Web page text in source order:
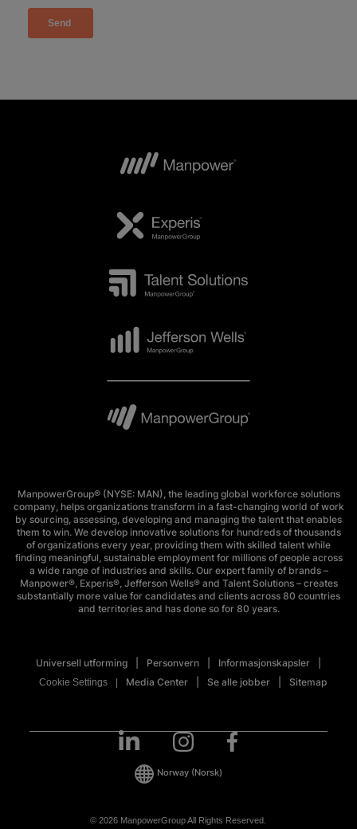
ManpowerGroup® (NYSE: MAN), the leading global workforce solutions
company, helps organizations transform in a fast-changing world of work
by sourcing, assessing, developing and managing the talent that enables
them to win. We develop innovative solutions for hundreds of thousands
of organizations every year, providing them with skilled talent while
finding meaningful, sustainable employment for millions of people across
a wide range of industries and skills. Our expert family of brands –
Manpower®, Experis®, Jefferson Wells® and Talent Solutions – creates
substantially more value for candidates and clients across 80 countries
and territories and has done so for 80 years.
Universell utforming Personvern Informasjonskapsler
Cookie Settings Media Center Se alle jobber Sitemap
© 2026 ManpowerGroup All Rights Reserved.
Norway (Norsk)